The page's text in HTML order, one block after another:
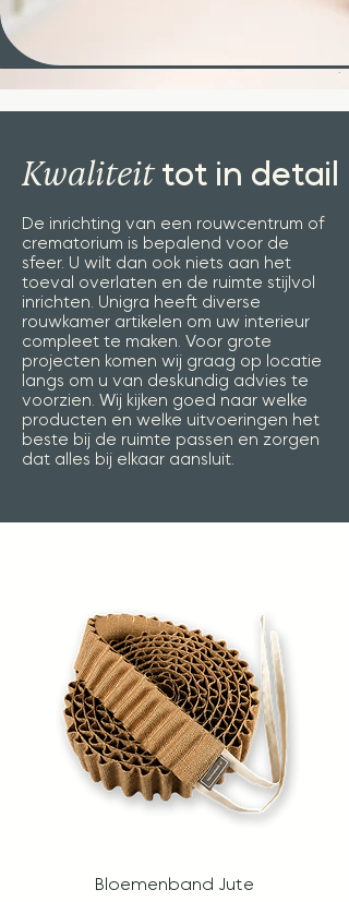
Kwaliteittot in detail
De inrichting van een rouwcentrum of
crematorium is bepalend voor de
sfeer. U wilt dan ook niets aan het
toeval overlaten en de ruimte stijlvol
inrichten. Unigra heeft diverse
rouwkamer artikelen om uw interieur
compleet te maken. Voor grote
projecten komen wij graag op locatie
langs om u van deskundig advies te
voorzien. Wij kijken goed naar welke
producten en welke uitvoeringen het
beste bij de ruimte passen en zorgen
dat alles bij elkaar aansluit.
Bloemenband Jute